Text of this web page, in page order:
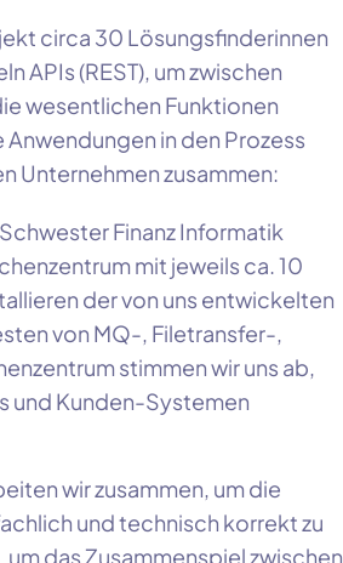
circa 30 Lösungsfinderinnen
APIs (REST), um zwischen
wesentlichen Funktionen
in den Prozess
Unternehmen zusammen:
Finanz Informatik
mit jeweils ca. 10
der von uns entwickelten
von MQ-, Filetransfer-,
stimmen wir uns ab,
und Kunden-Systemen
wir zusammen, um die
und technisch korrekt zu
das Zusammenspiel zwischen